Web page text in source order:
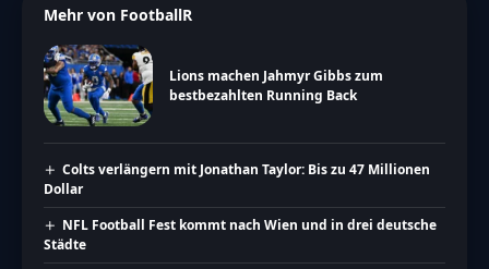
Mehr von FootballR
Lions machen Jahmyr Gibbs zum
bestbezahlten Running Back
Colts verlängern mit Jonathan Taylor: Bis zu 47 Millionen
Dollar
NFL Football Fest kommt nach Wien und in drei deutsche
Städte